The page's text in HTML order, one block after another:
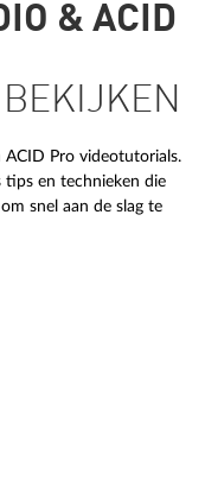
& ACID
BEKIJKEN
Pro videotutorials.
tips en technieken die
snel aan de slag te